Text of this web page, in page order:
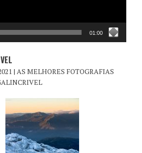
01:00
| AS MELHORES FOTOGRAFIAS